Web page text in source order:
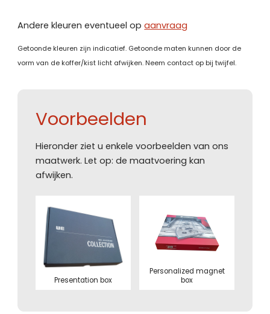
Andere kleuren eventueel opaanvraag
Getoonde kleuren zijn indicatief. Getoonde maten kunnen door de
vorm van de koffer/kist licht afwijken. Neem contact op bij twijfel.
Voorbeelden
Hieronder ziet u enkele voorbeelden van ons
maatwerk. Let op: de maatvoering kan
afwijken.
Presentation box
Personalized magnet
box